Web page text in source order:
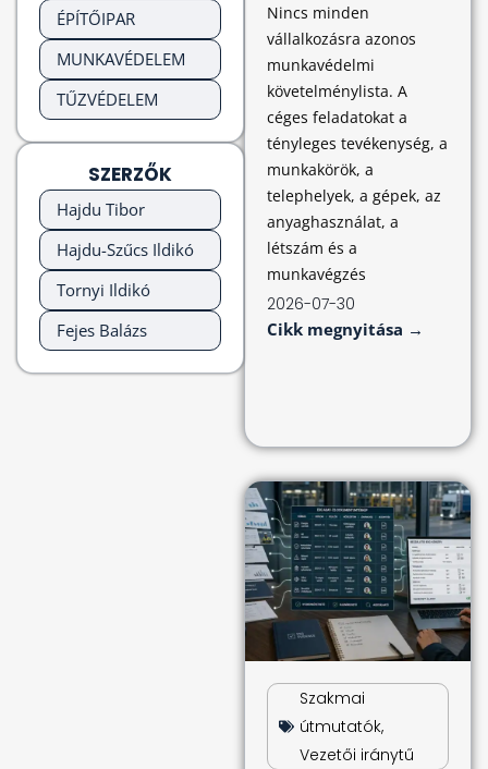
Nincs minden
vállalkozásra azonos
munkavédelmi
követelménylista. A
céges feladatokat a
tényleges tevékenység, a
munkakörök, a
telephelyek, a gépek, az
anyaghasználat, a
létszám és a
munkavégzés
2026-07-30
Cikk megnyitása →
Szakmai
útmutatók,
Vezetői iránytű
ÉPÍTŐIPAR
MUNKAVÉDELEM
TŰZVÉDELEM
SZERZŐK
Hajdu Tibor
Hajdu-Szűcs Ildikó
Tornyi Ildikó
Fejes Balázs